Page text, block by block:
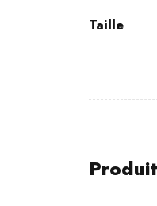
Taille